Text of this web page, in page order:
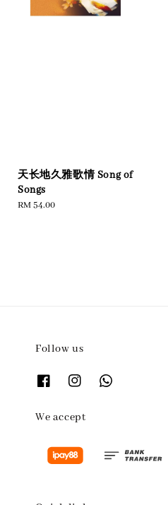
天长地久雅歌情 Song of
Songs
Regular
RM 54.00
Follow us
We accept